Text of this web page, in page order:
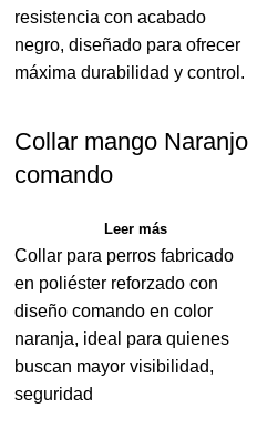
resistencia con acabado
negro, diseñado para ofrecer
máxima durabilidad y control.
Collar mango Naranjo
comando
Leer más
Collar para perros fabricado
en poliéster reforzado con
diseño comando en color
naranja, ideal para quienes
buscan mayor visibilidad,
seguridad